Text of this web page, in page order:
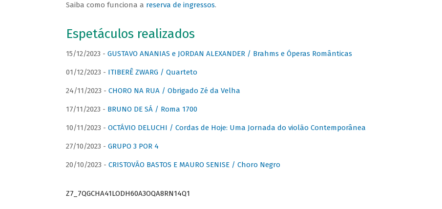
Saiba como funciona a reserva de ingressos.
Espetáculos realizados
15/12/2023 - GUSTAVO ANANIAS e JORDAN ALEXANDER / Brahms e Óperas Românticas
01/12/2023 - ITIBERÊ ZWARG / Quarteto
24/11/2023 - CHORO NA RUA / Obrigado Zé da Velha
17/11/2023 - BRUNO DE SÁ / Roma 1700
10/11/2023 - OCTÁVIO DELUCHI / Cordas de Hoje: Uma Jornada do violão Contemporânea
27/10/2023 - GRUPO 3 POR 4
20/10/2023 - CRISTOVÃO BASTOS E MAURO SENISE / Choro Negro
Z7_7QGCHA41LODH60A3OQA8RN14Q1